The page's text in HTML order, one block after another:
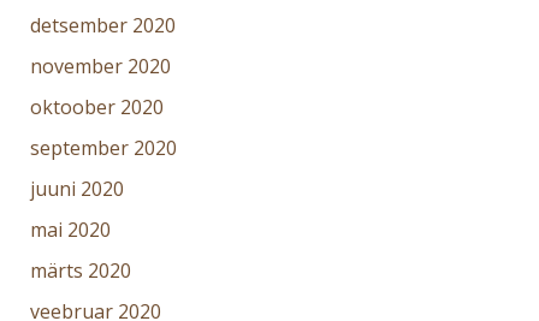
detsember 2020
november 2020
oktoober 2020
september 2020
juuni 2020
mai 2020
märts 2020
veebruar 2020